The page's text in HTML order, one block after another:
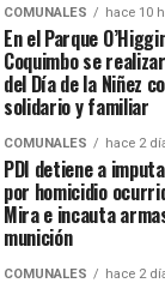
COMUNALES hace 10
En el Parque
Coquimbo se
del Día de la Niñez
solidario y familiar
COMUNALES hace 2
PDI detiene a
por homicidio
Mira e incauta
munición
COMUNALES hace 2